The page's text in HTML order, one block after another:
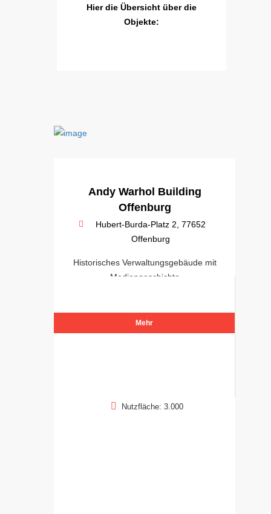
Hier die Übersicht über die
Objekte:
Andy Warhol Building
Offenburg
Hubert-Burda-Platz 2, 77652
Offenburg
Historisches Verwaltungsgebäude mit
Mediengeschichte
Mehr
Nutzfläche: 3.000